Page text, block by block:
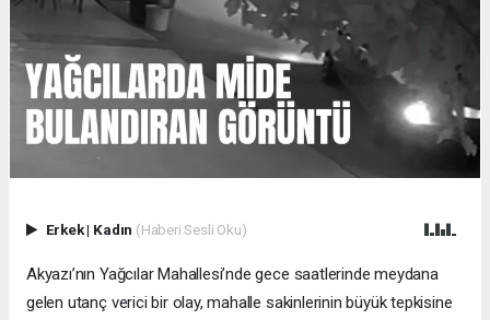
Erkek| Kadın (Haberi Sesli Oku)
Akyazı’nın Yağcılar Mahallesi’nde gece saatlerinde meydana
gelen utanç verici bir olay, mahalle sakinlerinin büyük tepkisine